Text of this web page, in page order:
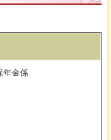
年金係